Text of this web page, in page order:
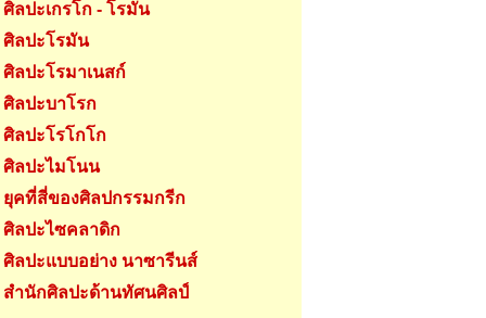
ศิลปะเกรโก - โรมัน
ศิลปะโรมัน
ศิลปะโรมาเนสก์
ศิลปะบาโรก
ศิลปะโรโกโก
ศิลปะไมโนน
ยุคที่สี่ของศิลปกรรมกรีก
ศิลปะไซคลาดิก
ศิลปะแบบอย่าง นาซารีนส์
สำนักศิลปะด้านทัศนศิลป์